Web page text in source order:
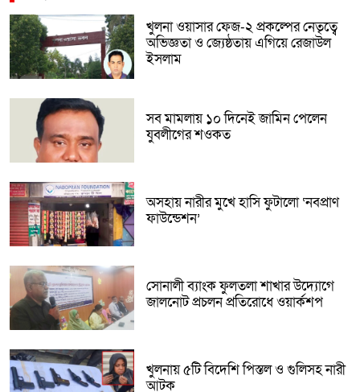
খুলনা ওয়াসার ফেজ-২ প্রকল্পের নেতৃত্বে
অভিজ্ঞতা ও জ্যেষ্ঠতায় এগিয়ে রেজাউল
ইসলাম
সব মামলায় ১০ দিনেই জামিন পেলেন
যুবলীগের শওকত
অসহায় নারীর মুখে হাসি ফুটালো ‘নবপ্রাণ
ফাউন্ডেশন’
সোনালী ব্যাংক ফুলতলা শাখার উদ্যোগে
জালনোট প্রচলন প্রতিরোধে ওয়ার্কশপ
খুলনায় ৫টি বিদেশি পিস্তল ও গুলিসহ নারী
আটক